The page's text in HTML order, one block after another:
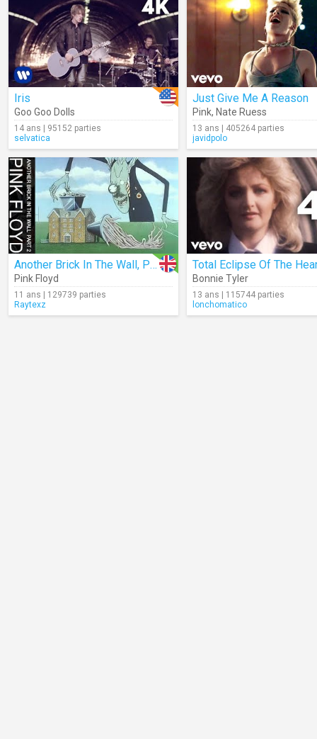
Iris
Goo Goo Dolls
14 ans | 95152 parties
selvatica
Just Give Me A Reason
Pink, Nate Ruess
13 ans | 405264 parties
javidpolo
Another Brick In The Wall, Part Two
Pink Floyd
11 ans | 129739 parties
Raytexz
Total Eclipse Of The
Bonnie Tyler
13 ans | 115744 parties
lonchomatico